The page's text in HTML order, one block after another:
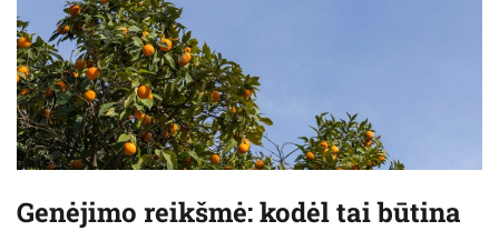
Genėjimo reikšmė: kodėl tai būtina